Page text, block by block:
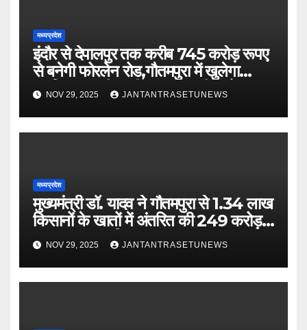
मध्यप्रदेश
इंदौर से देपालपुर तक करीब 745 करोड़ रूपए
से बनेगी फोरलेन रोड,गौतमपुरा में खुलेगा
महाविद्यालय, पीएचसी अब सीएचसी में होगा
अपग्रेड
NOV 29, 2025 JANTANTRASETUNEWS
मध्यप्रदेश
मुख्यमंत्री डॉ. यादव ने गौतमपुरा से 1.34 लाख
किसानों के खातों में अंतरित की 249 करोड़
रूपए भावांतर राशि
NOV 29, 2025 JANTANTRASETUNEWS